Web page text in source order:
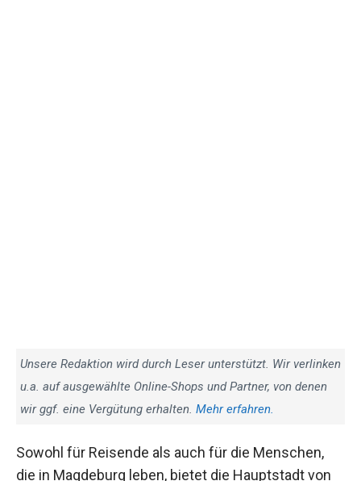
Unsere Redaktion wird durch Leser unterstützt. Wir verlinken
u.a. auf ausgewählte Online-Shops und Partner, von denen
wir ggf. eine Vergütung erhalten. Mehr erfahren.
Sowohl für Reisende als auch für die Menschen,
die in Magdeburg leben, bietet die Hauptstadt von